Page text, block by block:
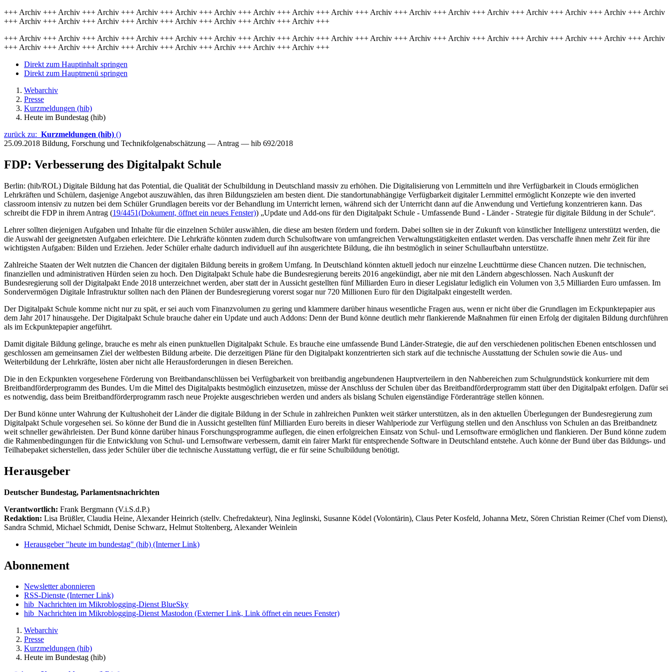
+++ Archiv +++ Archiv +++ Archiv +++ Archiv +++ Archiv +++ Archiv +++ Archiv +++ Archiv +++ Archiv +++ Archiv +++ Archiv +++ Archiv +++ Archiv +++ Archiv +++ Archiv +++ Archiv +++ Archiv
+++ Archiv +++ Archiv +++ Archiv +++ Archiv +++ Archiv +++ Archiv +++ Archiv +++ Archiv +++
+++ Archiv +++ Archiv +++ Archiv +++ Archiv +++ Archiv +++ Archiv +++ Archiv +++ Archiv +++ Archiv +++ Archiv +++ Archiv +++ Archiv +++ Archiv +++ Archiv +++ Archiv +++ Archiv +++ Archiv
+++ Archiv +++ Archiv +++ Archiv +++ Archiv +++ Archiv +++ Archiv +++ Archiv +++ Archiv +++
Direkt zum Hauptinhalt springen
Direkt zum Hauptmenü springen
Webarchiv
Presse
Kurzmeldungen (hib)
Heute im Bundestag (hib)
zurück zu: Kurzmeldungen (hib) ()
25.09.2018 Bildung, Forschung und Technikfolgenabschätzung — Antrag — hib 692/2018
FDP: Verbesserung des Digitalpakt Schule
Berlin: (hib/ROL) Digitale Bildung hat das Potential, die Qualität der Schulbildung in Deutschland massiv zu erhöhen. Die Digitalisierung von Lernmitteln und ihre Verfügbarkeit in Clouds ermöglichen
Lehrkräften und Schülern, dasjenige Angebot auszuwählen, das ihren Bildungszielen am besten dient. Die standortunabhängige Verfügbarkeit digitaler Lernmittel ermöglicht Konzepte wie den inverted
classroom intensiv zu nutzen bei dem Schüler Grundlagen bereits vor der Behandlung im Unterricht lernen, während sich der Unterricht dann auf die Anwendung und Vertiefung konzentrieren kann. Das
schreibt die FDP in ihrem Antrag (19/4451(Dokument, öffnet ein neues Fenster)) „Update und Add-ons für den Digitalpakt Schule - Umfassende Bund - Länder - Strategie für digitale Bildung in der Schule“.
Lehrer sollten diejenigen Aufgaben und Inhalte für die einzelnen Schüler auswählen, die diese am besten fördern und fordern. Dabei sollten sie in der Zukunft von künstlicher Intelligenz unterstützt werden, die
die Auswahl der geeignetsten Aufgaben erleichtere. Die Lehrkräfte könnten zudem durch Schulsoftware von umfangreichen Verwaltungstätigkeiten entlastet werden. Das verschaffe ihnen mehr Zeit für ihre
wichtigsten Aufgaben: Bilden und Erziehen. Jeder Schüler erhalte dadurch individuell auf ihn ausgerichtete Bildung, die ihn bestmöglich in seiner Schullaufbahn unterstütze.
Zahlreiche Staaten der Welt nutzten die Chancen der digitalen Bildung bereits in großem Umfang. In Deutschland könnten aktuell jedoch nur einzelne Leuchttürme diese Chancen nutzen. Die technischen,
finanziellen und administrativen Hürden seien zu hoch. Den Digitalpakt Schule habe die Bundesregierung bereits 2016 angekündigt, aber nie mit den Ländern abgeschlossen. Nach Auskunft der
Bundesregierung soll der Digitalpakt Ende 2018 unterzeichnet werden, aber statt der in Aussicht gestellten fünf Milliarden Euro in dieser Legislatur lediglich ein Volumen von 3,5 Milliarden Euro umfassen. Im
Sondervermögen Digitale Infrastruktur sollten nach den Plänen der Bundesregierung vorerst sogar nur 720 Millionen Euro für den Digitalpakt eingestellt werden.
Der Digitalpakt Schule komme nicht nur zu spät, er sei auch vom Finanzvolumen zu gering und klammere darüber hinaus wesentliche Fragen aus, wenn er nicht über die Grundlagen im Eckpunktepapier aus
dem Jahr 2017 hinausgehe. Der Digitalpakt Schule brauche daher ein Update und auch Addons: Denn der Bund könne deutlich mehr flankierende Maßnahmen für einen Erfolg der digitalen Bildung durchführen
als im Eckpunktepapier angeführt.
Damit digitale Bildung gelinge, brauche es mehr als einen punktuellen Digitalpakt Schule. Es brauche eine umfassende Bund Länder-Strategie, die auf den verschiedenen politischen Ebenen entschlossen und
geschlossen am gemeinsamen Ziel der weltbesten Bildung arbeite. Die derzeitigen Pläne für den Digitalpakt konzentrierten sich stark auf die technische Ausstattung der Schulen sowie die Aus- und
Weiterbildung der Lehrkräfte, lösten aber nicht alle Herausforderungen in diesen Bereichen.
Die in den Eckpunkten vorgesehene Förderung von Breitbandanschlüssen bei Verfügbarkeit von breitbandig angebundenen Hauptverteilern in den Nahbereichen zum Schulgrundstück konkurriere mit dem
Breitbandförderprogramm des Bundes. Um die Mittel des Digitalpakts bestmöglich einzusetzen, müsse der Anschluss der Schulen über das Breitbandförderprogramm statt über den Digitalpakt erfolgen. Dafür sei
es notwendig, dass beim Breitbandförderprogramm rasch neue Projekte ausgeschrieben werden und anders als bislang Schulen eigenständige Förderanträge stellen können.
Der Bund könne unter Wahrung der Kultushoheit der Länder die digitale Bildung in der Schule in zahlreichen Punkten weit stärker unterstützen, als in den aktuellen Überlegungen der Bundesregierung zum
Digitalpakt Schule vorgesehen sei. So könne der Bund die in Aussicht gestellten fünf Milliarden Euro bereits in dieser Wahlperiode zur Verfügung stellen und den Anschluss von Schulen an das Breitbandnetz
weit schneller gewährleisten. Der Bund könne darüber hinaus Forschungsprogramme auflegen, die einen erfolgreichen Einsatz von Schul- und Lernsoftware ermöglichen und flankieren. Der Bund könne zudem
die Rahmenbedingungen für die Entwicklung von Schul- und Lernsoftware verbessern, damit ein fairer Markt für entsprechende Software in Deutschland entstehe. Auch könne der Bund über das Bildungs- und
Teilhabepaket sicherstellen, dass jeder Schüler über die technische Ausstattung verfügt, die er für seine Schulbildung benötigt.
Herausgeber
Deutscher Bundestag, Parlamentsnachrichten
Verantwortlich: Frank Bergmann (V.i.S.d.P.)
Redaktion: Lisa Brüßler, Claudia Heine, Alexander Heinrich (stellv. Chefredakteur), Nina Jeglinski, Susanne Ködel (Volontärin), Claus Peter Kosfeld, Johanna Metz, Sören Christian Reimer (Chef vom Dienst),
Sandra Schmid, Michael Schmidt, Denise Schwarz, Helmut Stoltenberg, Alexander Weinlein
Herausgeber "heute im bundestag" (hib) (Interner Link)
Abonnement
Newsletter abonnieren
RSS-Dienste (Interner Link)
hib_Nachrichten im Mikroblogging-Dienst BlueSky
hib_Nachrichten im Mikroblogging-Dienst Mastodon (Externer Link, Link öffnet ein neues Fenster)
Webarchiv
Presse
Kurzmeldungen (hib)
Heute im Bundestag (hib)